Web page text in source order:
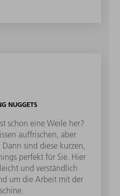
NUGGETS
schon eine Weile her?
auffrischen, aber
sind diese kurzen,
perfekt für Sie. Hier
und verständlich
um die Arbeit mit der